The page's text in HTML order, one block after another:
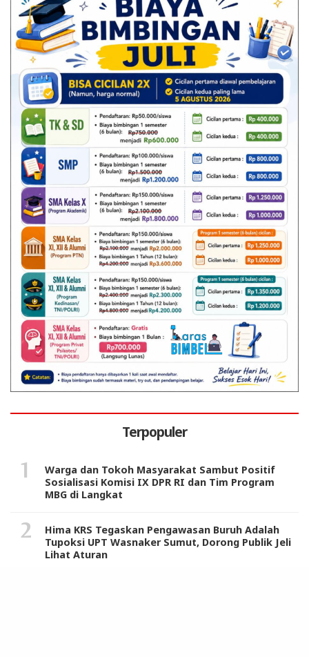
Terpopuler
Warga dan Tokoh Masyarakat Sambut Positif
Sosialisasi Komisi IX DPR RI dan Tim Program
MBG di Langkat
Hima KRS Tegaskan Pengawasan Buruh Adalah
Tupoksi UPT Wasnaker Sumut, Dorong Publik Jeli
Lihat Aturan